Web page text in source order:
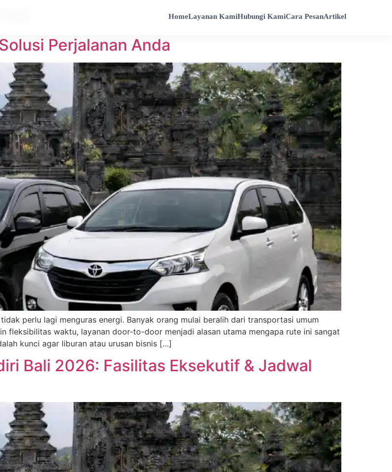
HomeLayanan KamiHubungi KamiCara PesanArtikel
Perjalanan Anda
perlu lagi menguras energi. Banyak orang mulai beralih dari transportasi umum
fleksibilitas waktu, layanan door-to-door menjadi alasan utama mengapa rute ini sangat
kunci agar liburan atau urusan bisnis […]
Bali 2026: Fasilitas Eksekutif & Jadwal